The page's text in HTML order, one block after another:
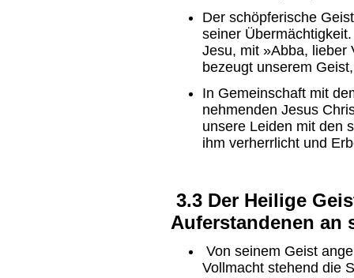
Der schöpferische
seiner
Jesu, mit »Abba, lieber
bezeugt unserem
In Gemeinschaft mit
nehmenden Jesus
unsere Leiden mit den
ihm verherrlicht und
3.3 Der Heilige
Auferstandenen an
Von seinem Geist
Vollmacht stehend die